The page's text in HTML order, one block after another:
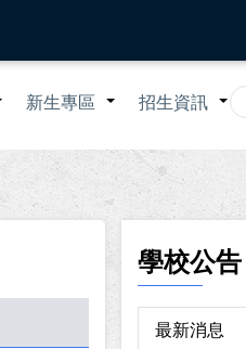
+
新生專區 +
招生資訊
學校公告
最新消息